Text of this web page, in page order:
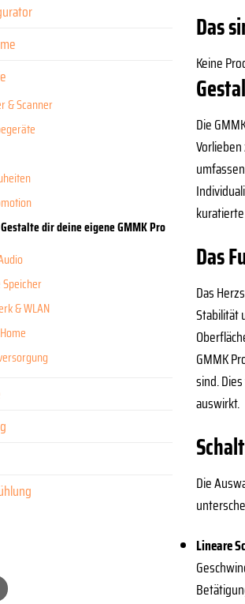
& Scanner
Gestalte dir deine eigene GMMK Pro
& WLAN
Das
Keine
Die
Das
Das
Stabilität
GMMK
sind.
auswirkt.
Die
Lineare